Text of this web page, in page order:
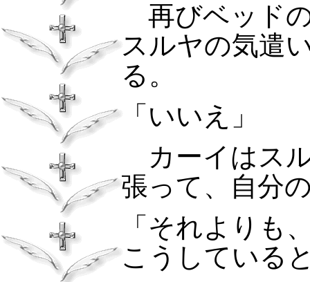
再びベッド
スルヤの気遣
る。
「いいえ」
カーイはス
張って、自分
「それよりも
こうしている